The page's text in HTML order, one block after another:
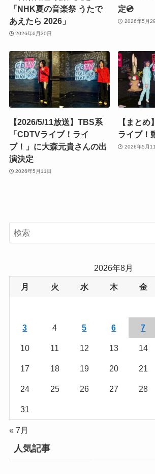
「NHK夏の音楽祭 うたで
あえたら 2026」
2026年6月30日
定💿
2026年5月
【2026/5/11放送】TBS系
「CDTVライブ！ライ
ブ！」に大森元貴さんの出
演決定
2026年5月11日
【まとめ
ライブ！
2026年5月
2026年8月
月 火 水 木 金
3 4 5 6 7
10 11 12 13 14
17 18 19 20 21
24 25 26 27 28
31
« 7月
人気記事